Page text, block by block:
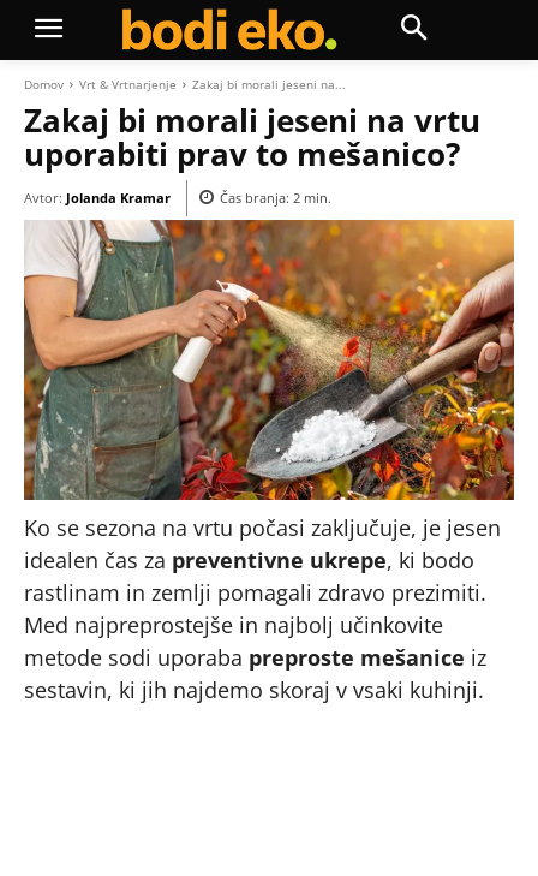
Domov Vrt & Vrtnarjenje Zakaj bi morali jeseni na...
Zakaj bi morali jeseni na vrtu
uporabiti prav to mešanico?
Avtor: Jolanda Kramar Čas branja: 2 min.
Ko se sezona na vrtu počasi zaključuje, je jesen
idealen čas za preventivne ukrepe, ki bodo
rastlinam in zemlji pomagali zdravo prezimiti.
Med najpreprostejše in najbolj učinkovite
metode sodi uporaba preproste mešanice iz
sestavin, ki jih najdemo skoraj v vsaki kuhinji.